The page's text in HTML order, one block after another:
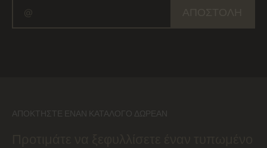
ΑΠΟΚΤΉΣΤΕ ΈΝΑΝ ΚΑΤΆΛΟΓΟ ΔΩΡΕΆΝ